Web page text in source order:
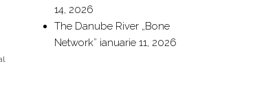
14, 2026
The Danube River „Bone
Network” ianuarie 11, 2026